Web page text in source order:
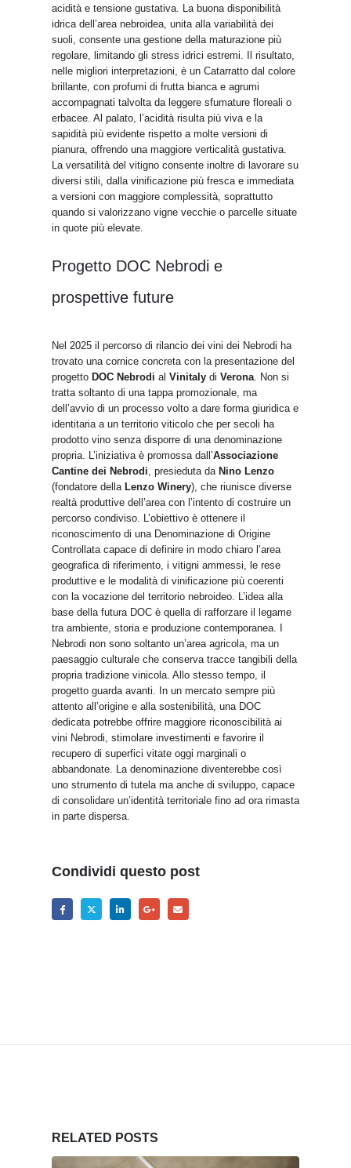
acidità e tensione gustativa. La buona disponibilità
idrica dell’area nebroidea, unita alla variabilità dei
suoli, consente una gestione della maturazione più
regolare, limitando gli stress idrici estremi. Il risultato,
nelle migliori interpretazioni, è un Catarratto dal colore
brillante, con profumi di frutta bianca e agrumi
accompagnati talvolta da leggere sfumature floreali o
erbacee. Al palato, l’acidità risulta più viva e la
sapidità più evidente rispetto a molte versioni di
pianura, offrendo una maggiore verticalità gustativa.
La versatilità del vitigno consente inoltre di lavorare su
diversi stili, dalla vinificazione più fresca e immediata
a versioni con maggiore complessità, soprattutto
quando si valorizzano vigne vecchie o parcelle situate
in quote più elevate.
Progetto DOC Nebrodi e
prospettive future
Nel 2025 il percorso di rilancio dei vini dei Nebrodi ha
trovato una cornice concreta con la presentazione del
progetto DOC Nebrodi al Vinitaly di Verona. Non si
tratta soltanto di una tappa promozionale, ma
dell’avvio di un processo volto a dare forma giuridica e
identitaria a un territorio viticolo che per secoli ha
prodotto vino senza disporre di una denominazione
propria. L’iniziativa è promossa dall’Associazione
Cantine dei Nebrodi, presieduta da Nino Lenzo
(fondatore della Lenzo Winery), che riunisce diverse
realtà produttive dell’area con l’intento di costruire un
percorso condiviso. L’obiettivo è ottenere il
riconoscimento di una Denominazione di Origine
Controllata capace di definire in modo chiaro l’area
geografica di riferimento, i vitigni ammessi, le rese
produttive e le modalità di vinificazione più coerenti
con la vocazione del territorio nebroideo. L’idea alla
base della futura DOC è quella di rafforzare il legame
tra ambiente, storia e produzione contemporanea. I
Nebrodi non sono soltanto un’area agricola, ma un
paesaggio culturale che conserva tracce tangibili della
propria tradizione vinicola. Allo stesso tempo, il
progetto guarda avanti. In un mercato sempre più
attento all’origine e alla sostenibilità, una DOC
dedicata potrebbe offrire maggiore riconoscibilità ai
vini Nebrodi, stimolare investimenti e favorire il
recupero di superfici vitate oggi marginali o
abbandonate. La denominazione diventerebbe così
uno strumento di tutela ma anche di sviluppo, capace
di consolidare un’identità territoriale fino ad ora rimasta
in parte dispersa.
Condividi questo post
RELATED POSTS